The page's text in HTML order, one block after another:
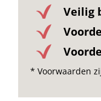
Veilig
* Voorwaarden